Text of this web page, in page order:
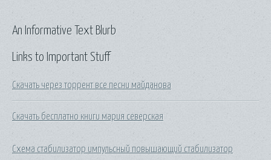
Links to Important Stuff
Скачать через торрент все песни майданова
Скачать бесплатно книги мария северская
Схема стабилизатор импульсный повышающий стабилизатор
An Informative Text Blurb